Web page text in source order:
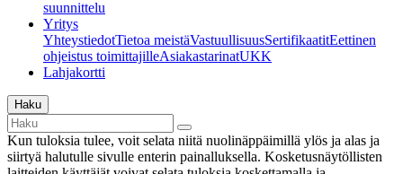
suunnittelu
Yritys
YhteystiedotTietoa meistäVastuullisuusSertifikaatitEettinen
ohjeistus toimittajilleAsiakastarinatUKK
Lahjakortti
Haku
Kun tuloksia tulee, voit selata niitä nuolinäppäimillä ylös ja alas ja
siirtyä halutulle sivulle enterin painalluksella. Kosketusnäytöllisten